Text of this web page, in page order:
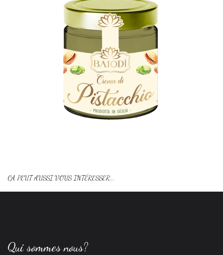
ÇA PEUT AUSSI VOUS INTÉRESSER...
Qui sommes nous?